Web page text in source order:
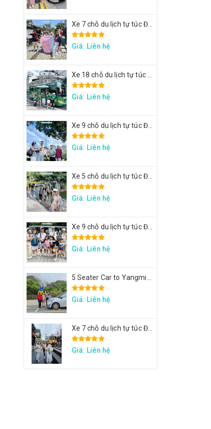
Giá: Liên hệ
Giá: Liên hệ
Giá: Liên hệ
Giá: Liên hệ
Giá: Liên hệ
Giá: Liên hệ
Giá: Liên hệ